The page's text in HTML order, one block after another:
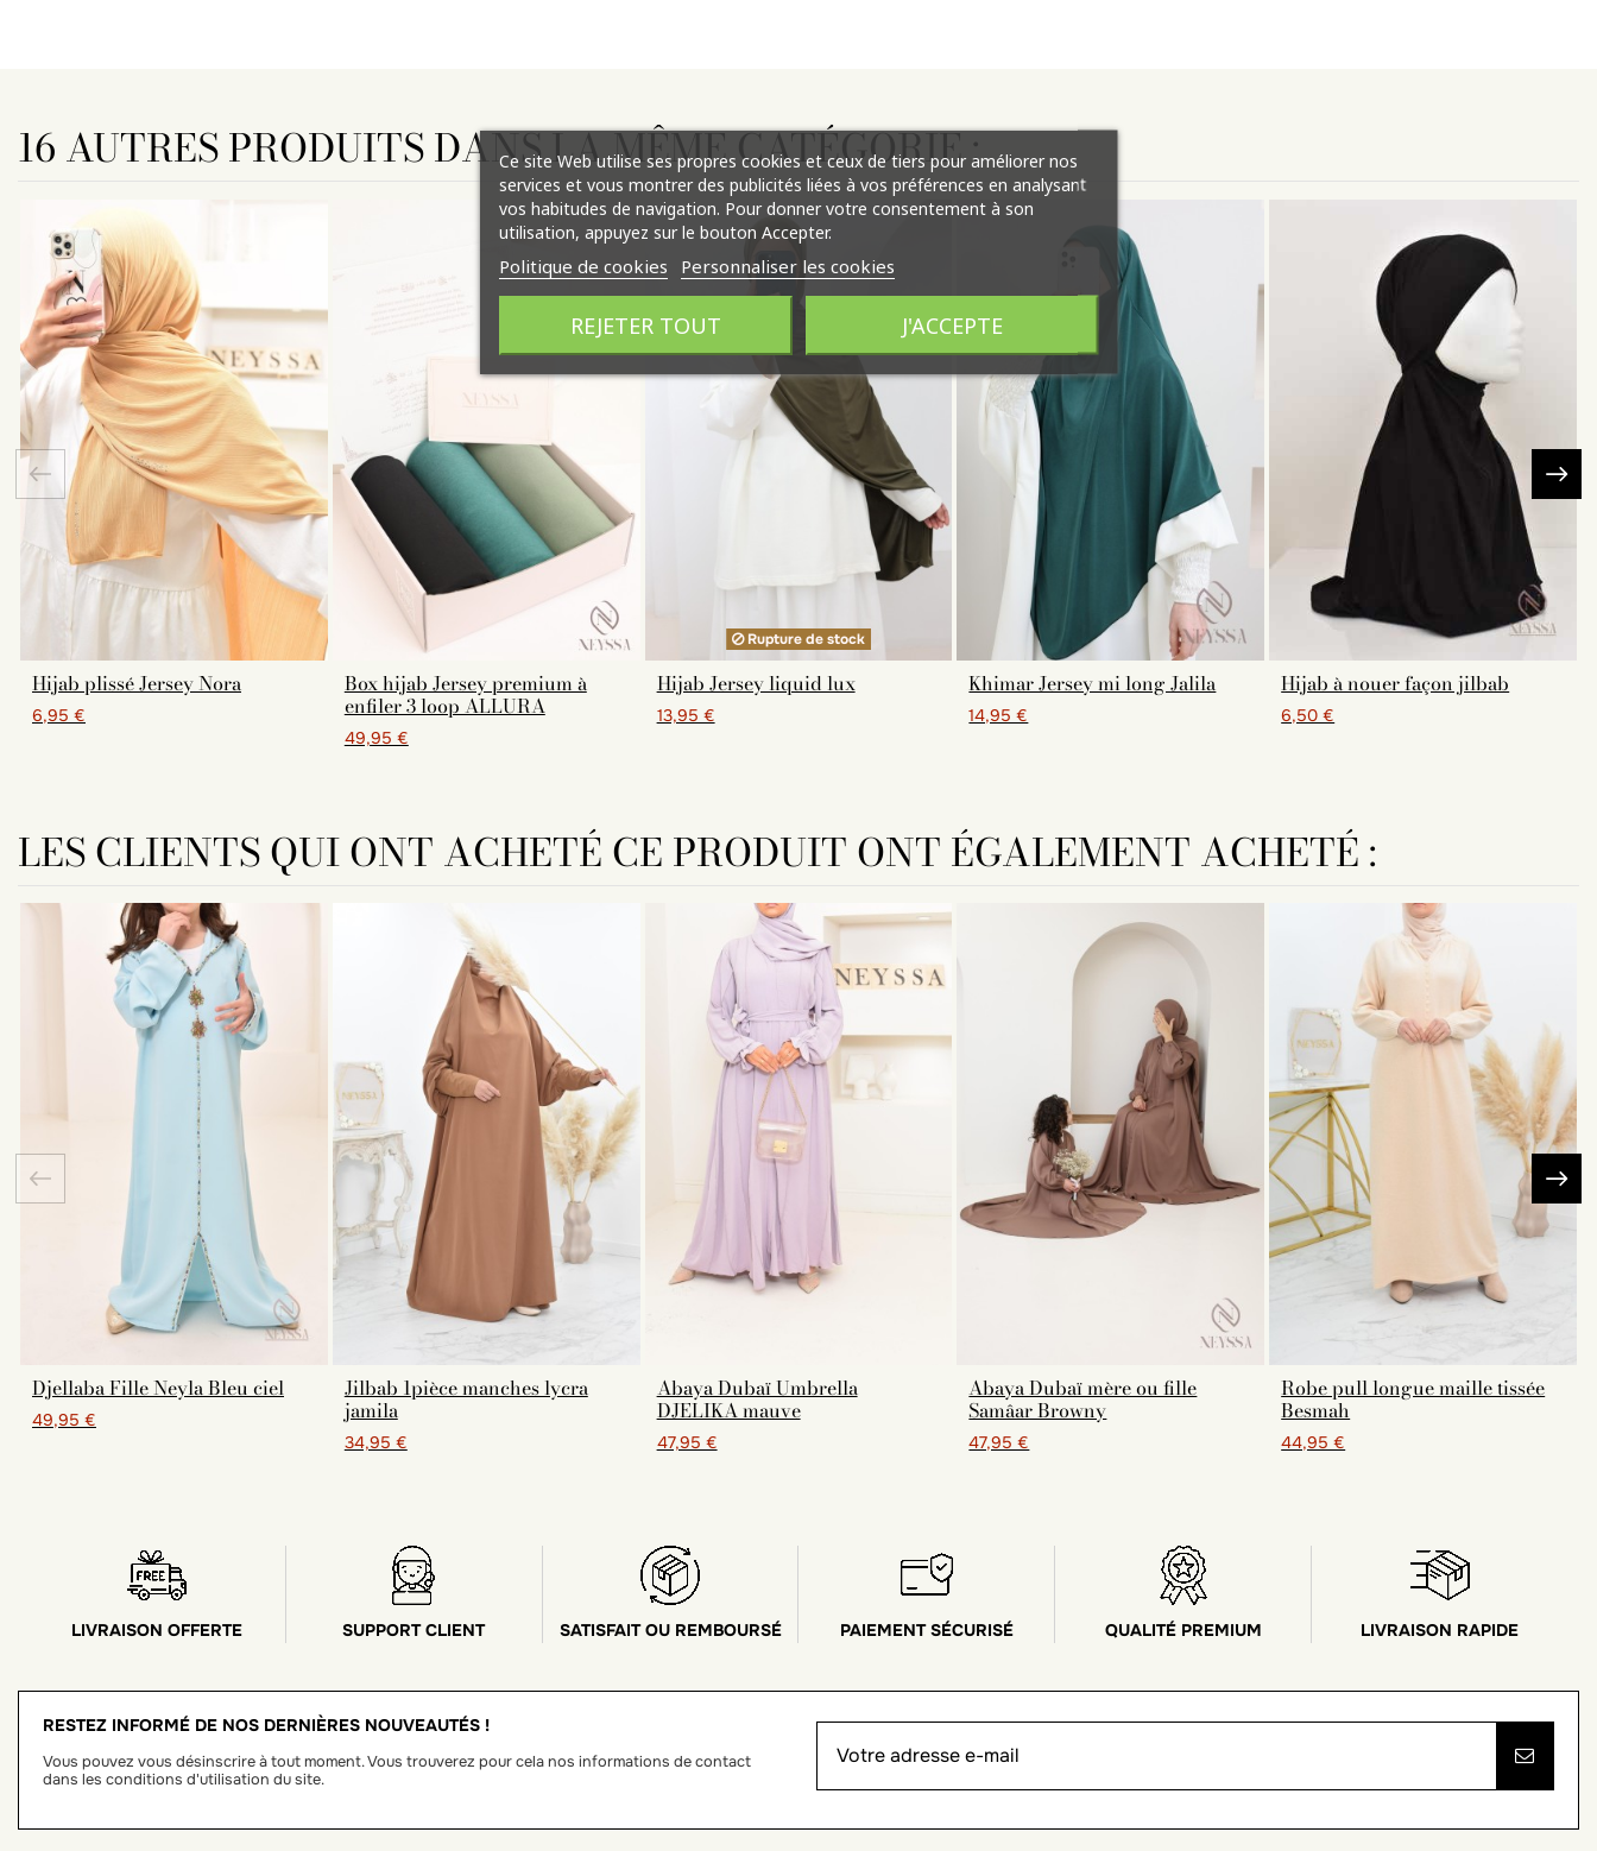
16 AUTRES PRODUITS DANS LA MÊME CATÉGORIE :
Hijab plissé Jersey Nora
6,95 €
Box hijab Jersey premium à
enfiler 3 loop ALLURA
49,95 €
Rupture de stock
Hijab Jersey liquid lux
13,95 €
Khimar Jersey mi long Jalila
14,95 €
Hijab à nouer façon jilbab
6,50 €
LES CLIENTS QUI ONT ACHETÉ CE PRODUIT ONT ÉGALEMENT ACHETÉ :
Djellaba Fille Neyla Bleu ciel
49,95 €
Jilbab 1pièce manches lycra
jamila
34,95 €
Abaya Dubaï Umbrella
DJELIKA mauve
47,95 €
Abaya Dubaï mère ou fille
Samâar Browny
47,95 €
Robe pull longue maille tissée
Besmah
44,95 €
LIVRAISON OFFERTE SUPPORT CLIENT SATISFAIT OU REMBOURSÉ PAIEMENT SÉCURISÉ QUALITÉ PREMIUM LIVRAISON RAPIDE
RESTEZ INFORMÉ DE NOS DERNIÈRES NOUVEAUTÉS !
Vous pouvez vous désinscrire à tout moment. Vous trouverez pour cela nos informations de contact
dans les conditions d'utilisation du site.
Ce site Web utilise ses propres cookies et ceux de tiers pour améliorer nos
services et vous montrer des publicités liées à vos préférences en analysant
vos habitudes de navigation. Pour donner votre consentement à son
utilisation, appuyez sur le bouton Accepter.
Politique de cookies Personnaliser les cookies
REJETER TOUT J'ACCEPTE